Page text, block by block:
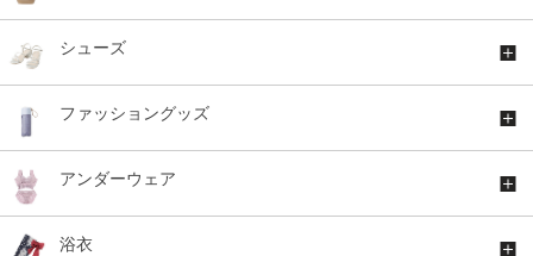
シューズ
ファッショングッズ
アンダーウェア
浴衣